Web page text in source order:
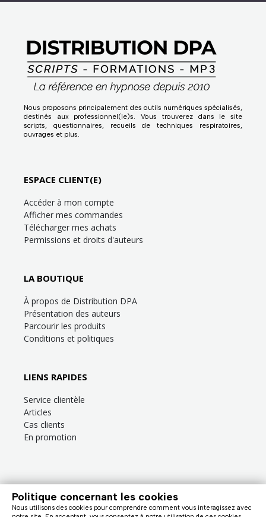
Nous proposons principalement des outils numériques spécialisés,
destinés aux professionnel(le)s. Vous trouverez dans le site
scripts, questionnaires, recueils de techniques respiratoires,
ouvrages et plus.
ESPACE CLIENT(E)
Accéder à mon compte
Afficher mes commandes
Télécharger mes achats
Permissions et droits d'auteurs
LA BOUTIQUE
À propos de Distribution DPA
Présentation des auteurs
Parcourir les produits
Conditions et politiques
LIENS RAPIDES
Service clientèle
Articles
Cas clients
En promotion
Besoin d’aide?Consultez laFAQ ou la section
Politique concernant les cookies
Nous utilisons des cookies pour comprendre comment vous interagissez avec